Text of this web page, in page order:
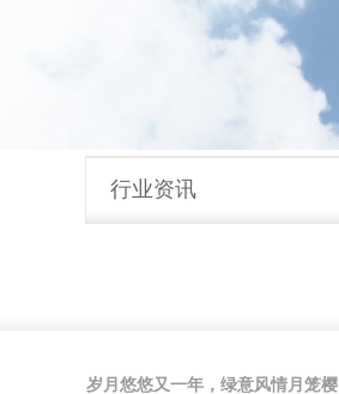
行业资讯
岁月悠悠又一年，绿意风情月笼樱